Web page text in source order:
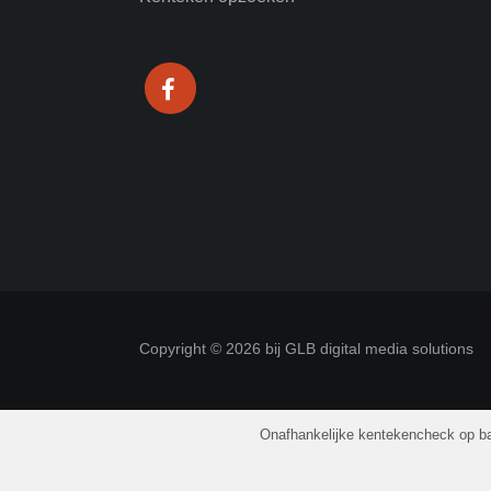
Copyright © 2026 bij GLB digital media solutions
Onafhankelijke kentekencheck op